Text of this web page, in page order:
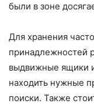
были в зоне
Для хранения
принадлежностей
выдвижные ящики
находить нужные
поиски. Также